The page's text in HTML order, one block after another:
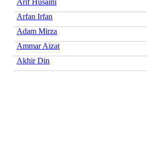
Arfan Irfan
Adam Mirza
Ammar Aizat
Akhir Din